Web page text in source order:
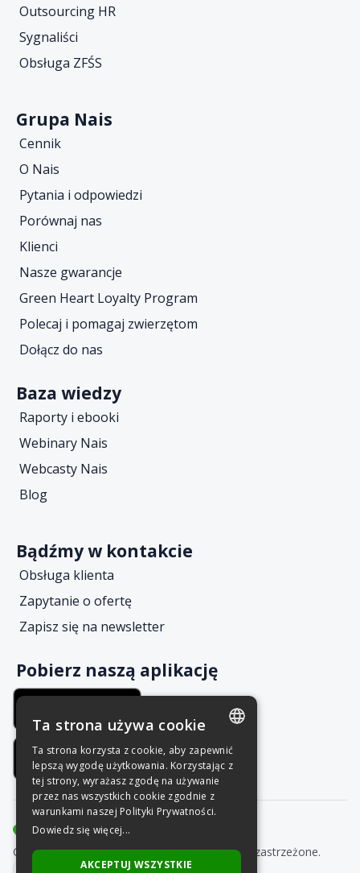
Outsourcing HR
Sygnaliści
Obsługa ZFŚS
Grupa Nais
Cennik
O Nais
Pytania i odpowiedzi
Porównaj nas
Klienci
Nasze gwarancje
Green Heart Loyalty Program
Polecaj i pomagaj zwierzętom
Dołącz do nas
Baza wiedzy
Raporty i ebooki
Webinary Nais
Webcasty Nais
Blog
Bądźmy w kontakcie
Obsługa klienta
Zapytanie o ofertę
Zapisz się na newsletter
Pobierz naszą aplikację
Copyright © Grupa Nais 2025. Wszelkie prawa zastrzeżone.
POLISH
ENGLISH
Ta strona używa cookie
Ta strona korzysta z cookie, aby zapewnić
lepszą wygodę użytkowania. Korzystając z
tej strony, wyrażasz zgodę na używanie
przez nas wszystkich cookie zgodnie z
warunkami naszej Polityki Prywatności.
Dowiedz się więcej...
AKCEPTUJ WSZYSTKIE